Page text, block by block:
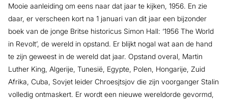
Mooie aanleiding om eens naar dat jaar te kijken, 1956. En zie
daar, er verscheen kort na 1 januari van dit jaar een bijzonder
boek van de jonge Britse historicus Simon Hall: ‘1956 The World
in Revolt’, de wereld in opstand. Er blijkt nogal wat aan de hand
te zijn geweest in de wereld dat jaar. Opstand overal, Martin
Luther King, Algerije, Tunesië, Egypte, Polen, Hongarije, Zuid
Afrika, Cuba, Sovjet leider Chroesjtsjov die zijn voorganger Stalin
volledig ontmaskert. Er wordt een nieuwe wereldorde gevormd,